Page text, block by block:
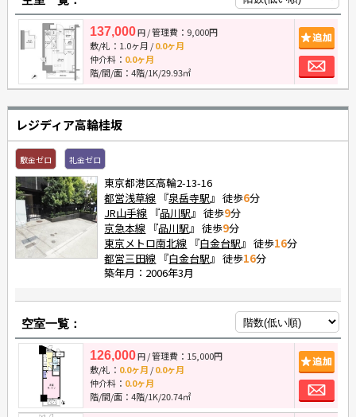
137,000円/ 管理費：9,000円
敷/礼： 1.0ヶ月 /0.0ヶ月
仲介料： 0.0ヶ月
階/間/面：4階/1K/29.93㎡
追
お
レジディア高輪桂坂
敷金ゼロ 礼金ゼロ
東京都港区高輪2-13-16
都営浅草線 『泉岳寺駅 』 徒歩6分
JR山手線 『品川駅 』 徒歩9分
京急本線 『品川駅 』 徒歩9分
東京メトロ南北線 『白金台駅 』 徒歩16分
都営三田線 『白金台駅 』 徒歩16分
築年月：2006年3月
空室一覧：
126,000円/ 管理費：15,000円
敷/礼： 0.0ヶ月 /0.0ヶ月
仲介料： 0.0ヶ月
階/間/面：4階/1K/20.74㎡
追
お